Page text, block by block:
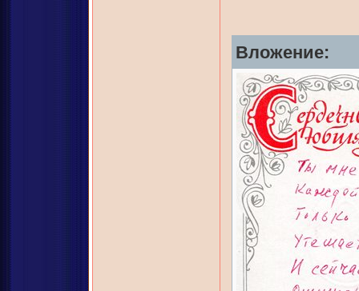
Вложение: